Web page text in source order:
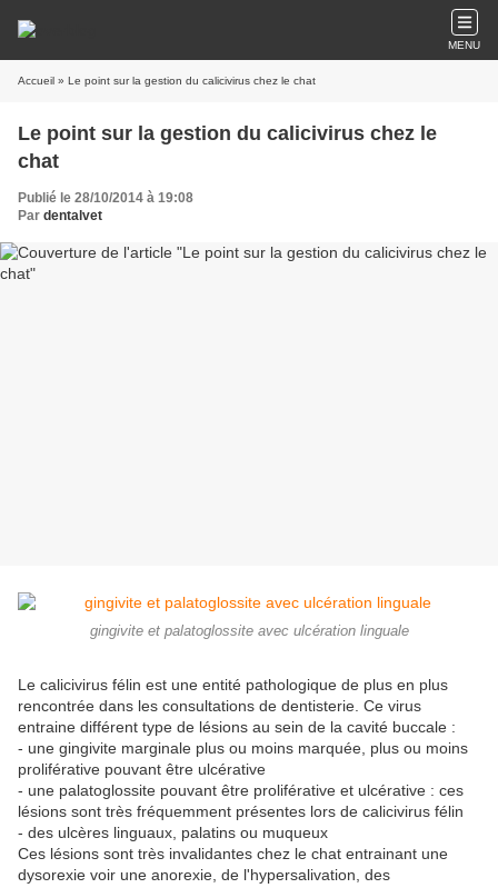
MENU
Accueil » Le point sur la gestion du calicivirus chez le chat
Le point sur la gestion du calicivirus chez le
chat
Publié le 28/10/2014 à 19:08
Par dentalvet
gingivite et palatoglossite avec ulcération linguale
Le calicivirus félin est une entité pathologique de plus en plus
rencontrée dans les consultations de dentisterie. Ce virus
entraine différent type de lésions au sein de la cavité buccale :
- une gingivite marginale plus ou moins marquée, plus ou moins
proliférative pouvant être ulcérative
- une palatoglossite pouvant être proliférative et ulcérative : ces
lésions sont très fréquemment présentes lors de calicivirus félin
- des ulcères linguaux, palatins ou muqueux
Ces lésions sont très invalidantes chez le chat entrainant une
dysorexie voir une anorexie, de l'hypersalivation, des